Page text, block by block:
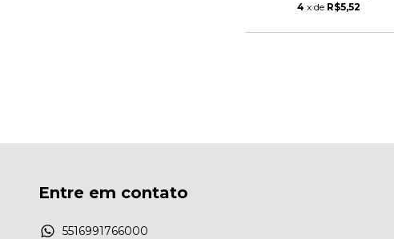
4 x de R$5,52
Entre em contato
5516991766000